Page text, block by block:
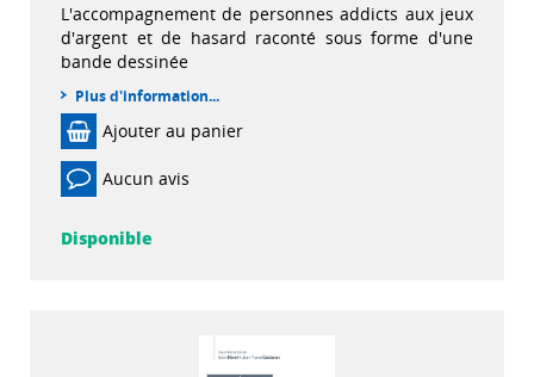
L'accompagnement de personnes addicts aux jeux
d'argent et de hasard raconté sous forme d'une
bande dessinée
Plus d'information...
Ajouter au panier
Aucun avis
Disponible